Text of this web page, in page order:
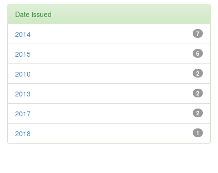
Date issued
7
2014
6
2015
2
2010
2
2013
2
2017
1
2018